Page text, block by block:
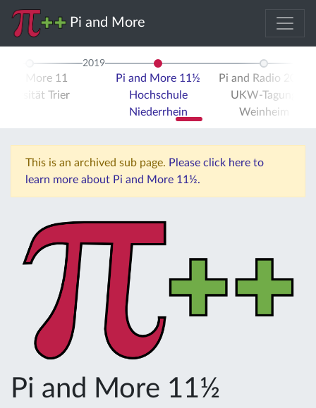
Pi and More
and More 11
Trier
2019
Pi and More 11½
Hochschule
Niederrhein
Pi and Radio 2019
UKW-Tagung
Weinheim
This is an archived sub page. Please click here to
learn more about Pi and More 11½.
Pi and More 11½